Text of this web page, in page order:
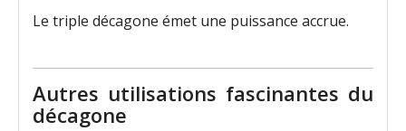
Le triple décagone émet une puissance accrue.
Autres utilisations fascinantes du
décagone